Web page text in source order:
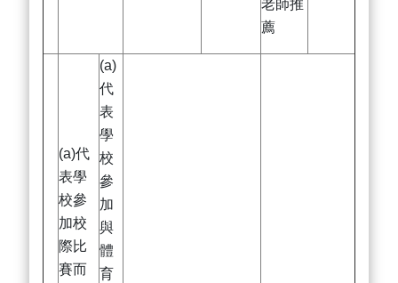
老師推
薦
(a)代
表學
校參
加校
際比
賽而
(a)
代
表
學
校
參
加
與
體
育